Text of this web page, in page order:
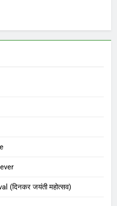
(दिनकर जयंती महोत्सव)